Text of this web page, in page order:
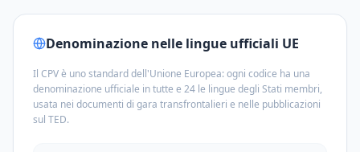
Denominazione nelle lingue ufficiali UE
Il CPV è uno standard dell'Unione Europea: ogni codice ha una
denominazione ufficiale in tutte e 24 le lingue degli Stati membri,
usata nei documenti di gara transfrontalieri e nelle pubblicazioni
sul TED.